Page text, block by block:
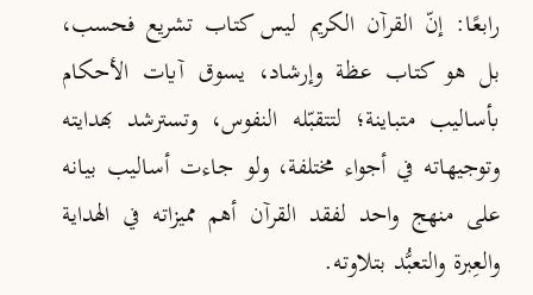
رابعًا: إنّ القرآن الكريم ليس كتاب تشريع فحسب،
بل هو كتاب عظة وإرشاد، يسوق آيات الأحكام
بأساليب متباينة؛ لتتقبّله النفوس، وتسترشد بهدايته
وتوجيهاته في أجواء مختلفة، ولو جاءت أساليب بيانه
على منهج واحد لفقد القرآن أهم مميزاته في الهداية
والعِبرة والتعبُّد بتلاوته.